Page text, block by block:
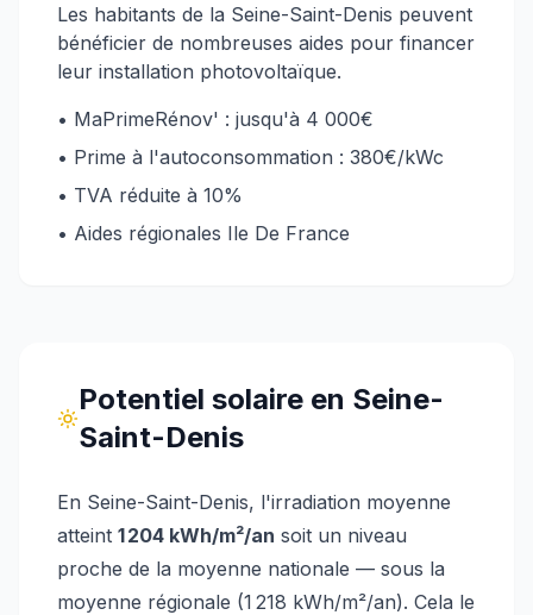
Les habitants de la Seine-Saint-Denis peuvent
bénéficier de nombreuses aides pour financer
leur installation photovoltaïque.
• MaPrimeRénov' : jusqu'à 4 000€
• Prime à l'autoconsommation : 380€/kWc
• TVA réduite à 10%
• Aides régionales Ile De France
Potentiel solaire en Seine-
Saint-Denis
En Seine-Saint-Denis, l'irradiation moyenne
atteint 1 204 kWh/m²/an soit un niveau
proche de la moyenne nationale — sous la
moyenne régionale (1 218 kWh/m²/an). Cela le